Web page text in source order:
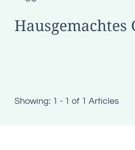
Hausgemachtes
Showing: 1 - 1 of 1 Articles